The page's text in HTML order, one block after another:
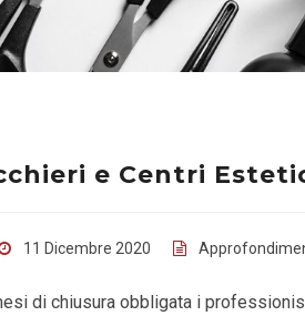
e Centri
11 Dicembre 2020
di chiusura obbligata i